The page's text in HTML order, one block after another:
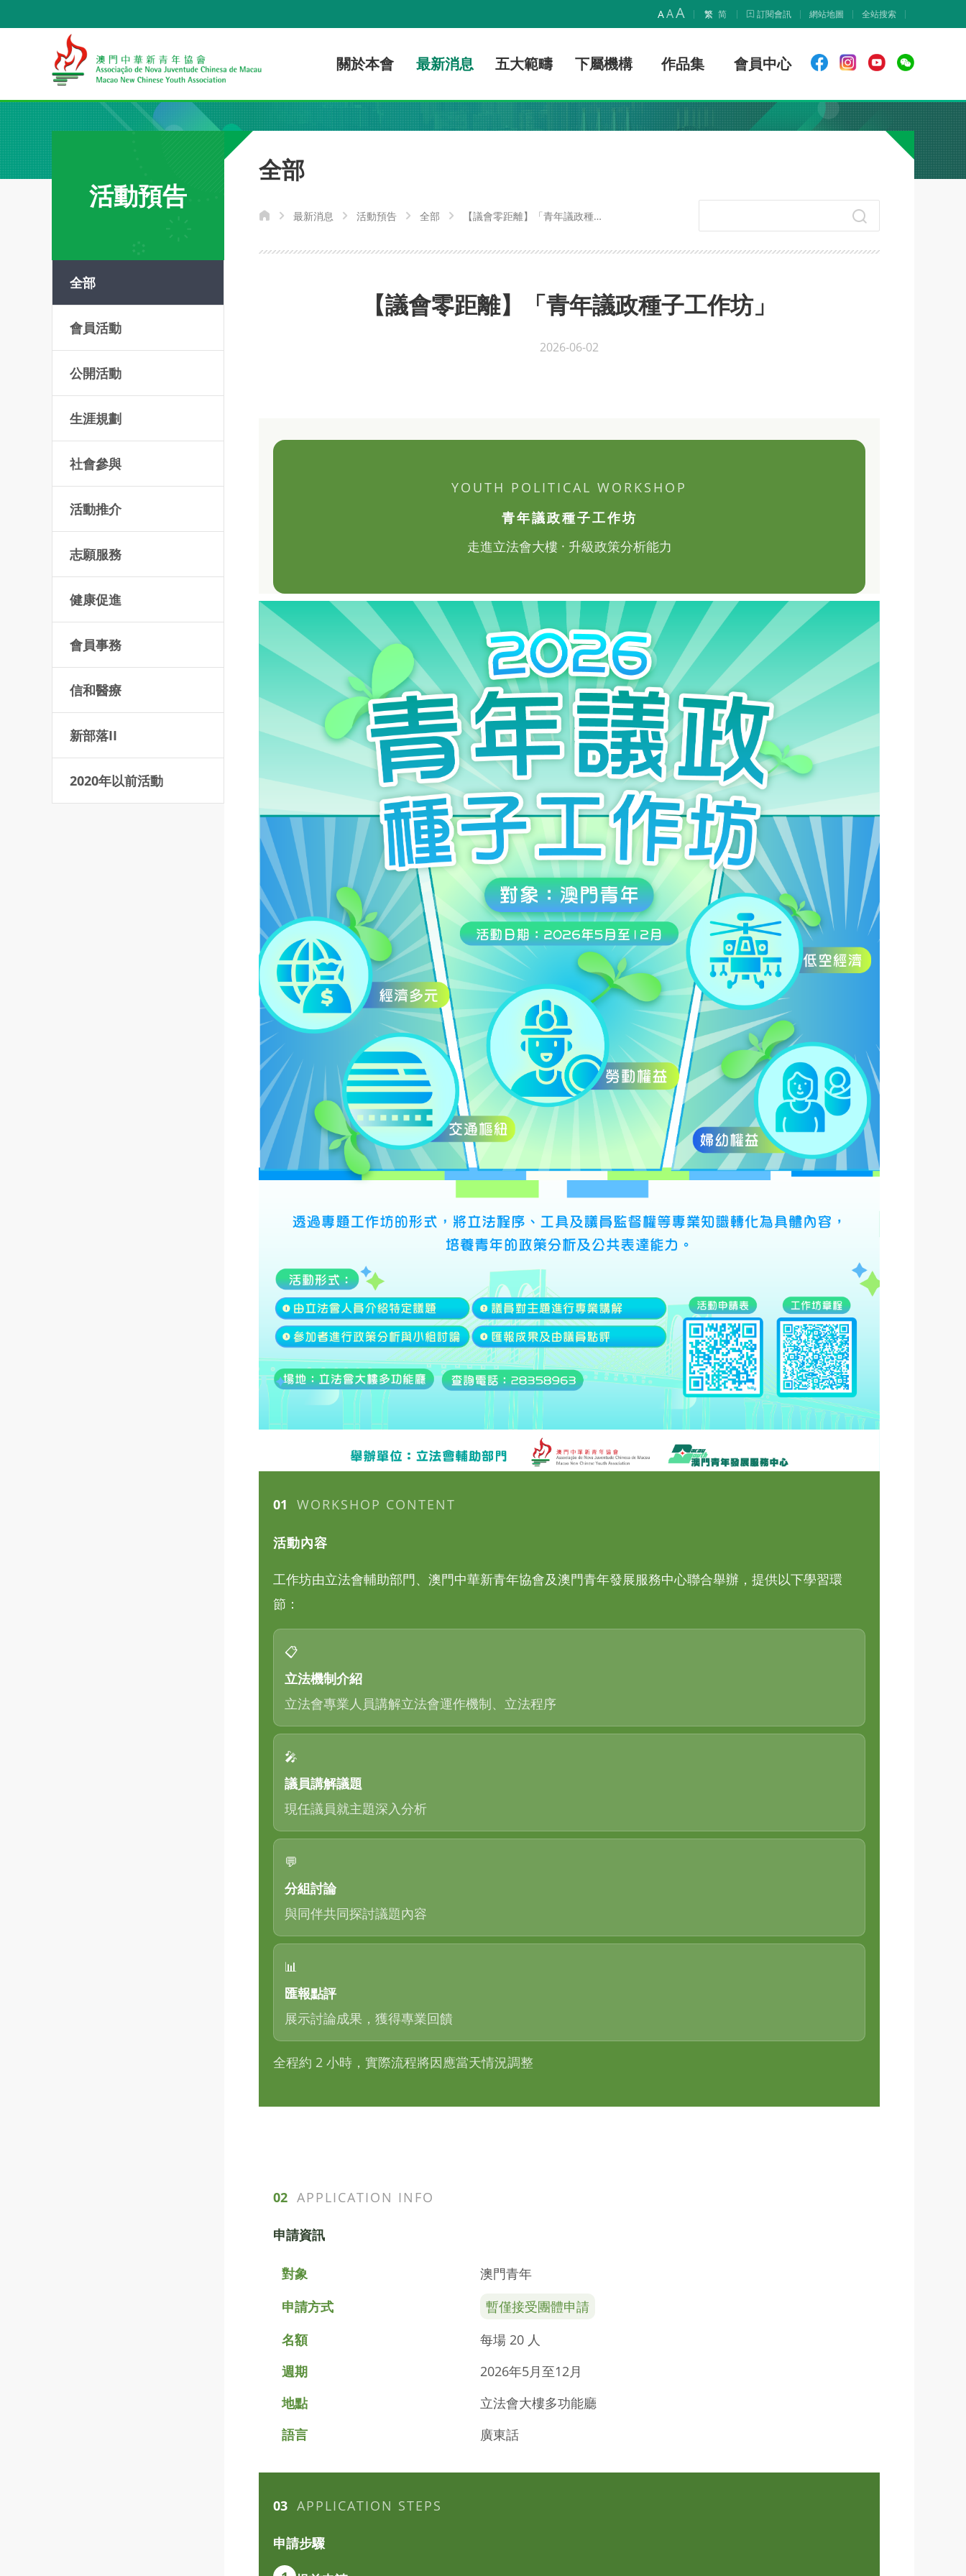
AAA 繁 简 訂閱會訊 網站地圖 全站搜索
關於本會 最新消息 五大範疇 下屬機構 作品集 會員中心
活動預告
全部
最新消息 活動預告 全部
【議會零距離】「青年議政種子
全部
會員活動
公開活動
生涯規劃
社會參與
活動推介
志願服務
健康促進
會員事務
信和醫療
新部落II
2020年以前活動
【議會零距離】「青年議政種子工作坊」
2026-06-02
YOUTH POLITICAL WORKSHOP
青年議政種子工作坊
走進立法會大樓 · 升級政策分析能力
01 WORKSHOP CONTENT
活動內容
工作坊由立法會輔助部門、澳門中華新青年協會及澳門青年發展服務中心聯合舉辦，提供以下學習環
節：
📋
立法機制介紹
立法會專業人 員講解立法會運作機制、立法程序
🎤
議員講解議題
現任議員就主題深入分析
💬
分組討論
與同伴共同探討議題內容
📊
匯報點評
展示討論成果，獲得專業回饋
全程約 2 小時，實際流程將因應當天情況調整
02 APPLICATION INFO
申請資訊
對象
澳門青年
申請方式
暫僅接受團體申請
名額
每場 20 人
週期
2026年5月至12月
地點
立法會大樓多功能廳
語言
廣東話
03 APPLICATION STEPS
申請步驟